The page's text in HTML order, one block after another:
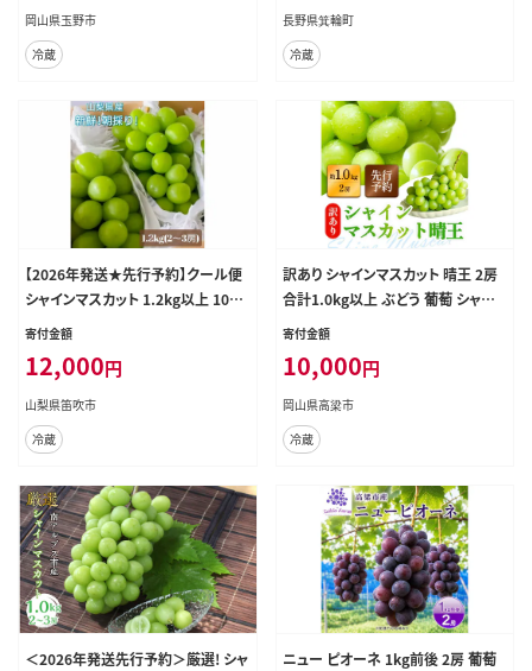
岡山県玉野市
冷蔵
長野県箕輪町
冷蔵
【2026年発送★先行予約】クール便
シャインマスカット 1.2kg以上 106-
013
寄付金額
12,000円
山梨県笛吹市
冷蔵
訳あり シャインマスカット 晴王 2房
合計1.0kg以上 ぶどう 葡萄 シャイン
マスカット 岡山 岡山県産 桃太郎御
寄付金額
10,000円
岡山県高梁市
冷蔵
＜2026年発送先行予約＞厳選! シャ
ニュー ピオーネ 1kg前後 2房 葡萄